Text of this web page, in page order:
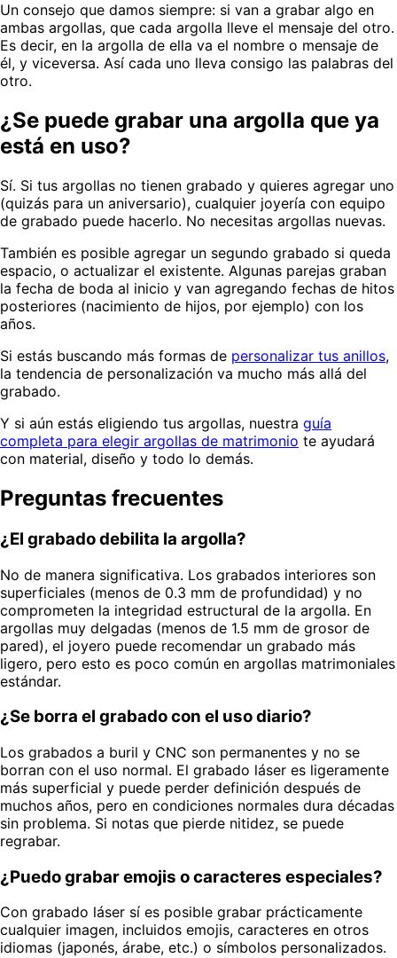
Un consejo que damos siempre: si van a grabar algo en
ambas argollas, que cada argolla lleve el mensaje del otro.
Es decir, en la argolla de ella va el nombre o mensaje de
él, y viceversa. Así cada uno lleva consigo las palabras del
otro.
¿Se puede grabar una argolla que ya
está en uso?
Sí. Si tus argollas no tienen grabado y quieres agregar uno
(quizás para un aniversario), cualquier joyería con equipo
de grabado puede hacerlo. No necesitas argollas nuevas.
También es posible agregar un segundo grabado si queda
espacio, o actualizar el existente. Algunas parejas graban
la fecha de boda al inicio y van agregando fechas de hitos
posteriores (nacimiento de hijos, por ejemplo) con los
años.
Si estás buscando más formas de personalizar tus anillos,
la tendencia de personalización va mucho más allá del
grabado.
Y si aún estás eligiendo tus argollas, nuestra guía
completa para elegir argollas de matrimonio te ayudará
con material, diseño y todo lo demás.
Preguntas frecuentes
¿El grabado debilita la argolla?
No de manera significativa. Los grabados interiores son
superficiales (menos de 0.3 mm de profundidad) y no
comprometen la integridad estructural de la argolla. En
argollas muy delgadas (menos de 1.5 mm de grosor de
pared), el joyero puede recomendar un grabado más
ligero, pero esto es poco común en argollas matrimoniales
estándar.
¿Se borra el grabado con el uso diario?
Los grabados a buril y CNC son permanentes y no se
borran con el uso normal. El grabado láser es ligeramente
más superficial y puede perder definición después de
muchos años, pero en condiciones normales dura décadas
sin problema. Si notas que pierde nitidez, se puede
regrabar.
¿Puedo grabar emojis o caracteres especiales?
Con grabado láser sí es posible grabar prácticamente
cualquier imagen, incluidos emojis, caracteres en otros
idiomas (japonés, árabe, etc.) o símbolos personalizados.